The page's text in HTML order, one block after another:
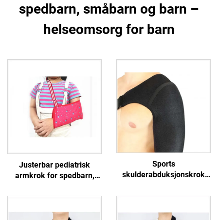
spedbarn, småbarn og barn –
helseomsorg for barn
Justerbar pediatrisk
armkrok for spedbarn,
helseomsorg for barn
Sports
skulderabduksjonskrok
rotator cuff kompresjon,
stabiliseringssokk